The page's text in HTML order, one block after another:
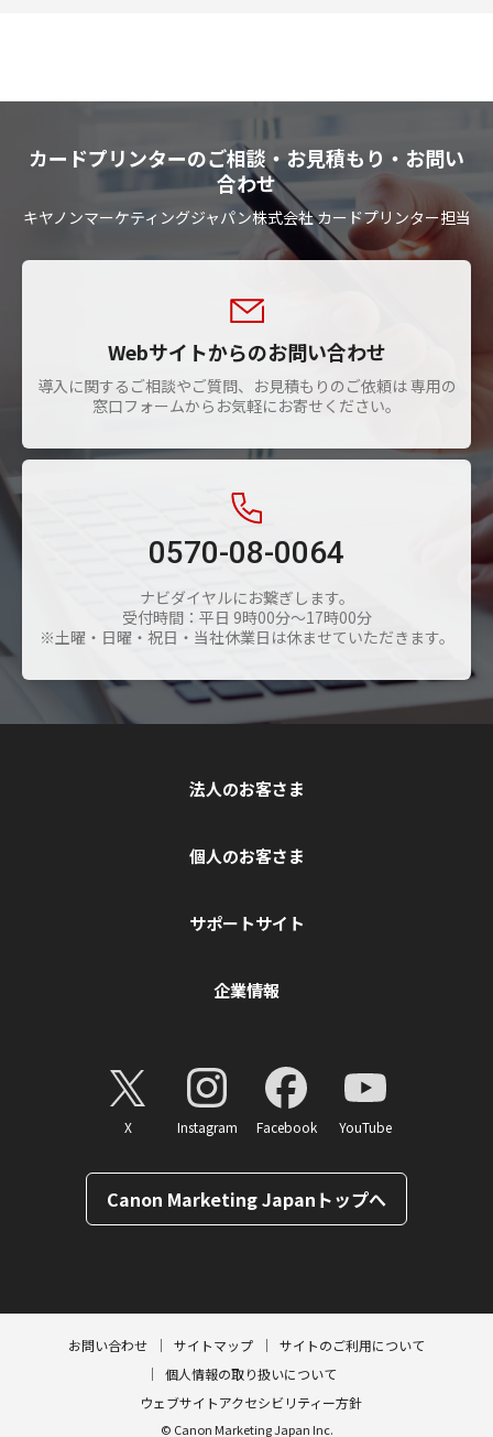
カードプリンターのご相談・お見積もり・お問い
合わせ
キヤノンマーケティングジャパン株式会社 カードプリンター担当
Webサイトからのお問い合わせ
導入に関するご相談やご質問、お見積もりのご依頼は 専用の
窓口フォームからお気軽にお寄せください。
0570-08-0064
ナビダイヤルにお繋ぎします。
受付時間：平日 9時00分～17時00分
※土曜・日曜・祝日・当社休業日は休ませていただきます。
法人のお客さま
個人のお客さま
サポートサイト
企業情報
X Instagram Facebook YouTube
Canon Marketing Japanトップへ
お問い合わせ サイトマップ
サイトのご利用について
個人情報の取り扱いについて
ウェブサイトアクセシビリティー方針
© Canon Marketing Japan Inc.